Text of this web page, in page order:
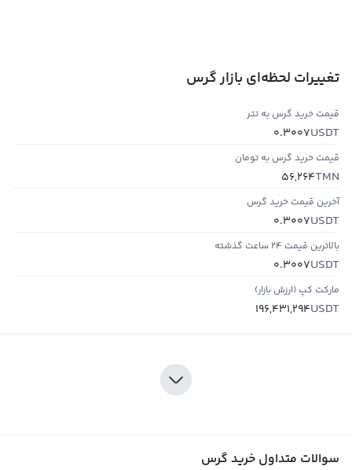
تغییرات لحظه‌ای بازار گرس
قیمت خرید گرس به تتر
USDT
0.3007
قیمت خرید گرس به تومان
TMN
56,264
آخرین قیمت خرید گرس
USDT
0.3007
بالاترین قیمت ۲۴ ساعت گذشته
USDT
0.3007
مارکت کپ (ارزش بازار)
USDT
196,431,294
سوالات متداول خرید گرس